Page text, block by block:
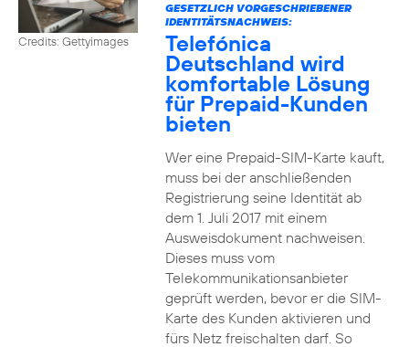
Credits: Gettyimages
GESETZLICH VORGESCHRIEBENER
IDENTITÄTSNACHWEIS:
Telefónica
Deutschland wird
komfortable Lösung
für Prepaid-Kunden
bieten
Wer eine Prepaid-SIM-Karte kauft,
muss bei der anschließenden
Registrierung seine Identität ab
dem 1. Juli 2017 mit einem
Ausweisdokument nachweisen.
Dieses muss vom
Telekommunikationsanbieter
geprüft werden, bevor er die SIM-
Karte des Kunden aktivieren und
fürs Netz freischalten darf. So